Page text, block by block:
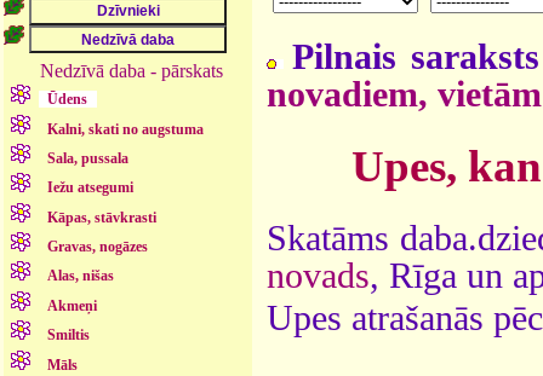
Nedzīvā daba - pārskats
Ūdens
Kalni, skati no augstuma
Sala, pussala
Iežu atsegumi
Kāpas, stāvkrasti
Gravas, nogāzes
Alas, nišas
Akmeņi
Smiltis
Māls
Pilnais
novadiem, vietām
Upes,
Skatāms
novads, Rīga un
Upes atrašanās